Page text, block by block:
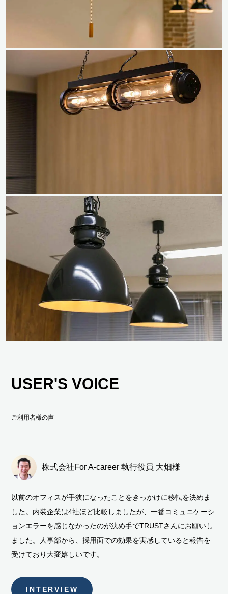
USER'S VOICE
ご利用者様の声
株式会社For A-career 執行役員 大畑様
以前のオフィスが手狭になったことをきっかけに移転を決めま
した。内装企業は4社ほど比較しましたが、一番コミュニケーシ
ョンエラーを感じなかったのが決め手でTRUSTさんにお願いし
ました。人事部から、採用面での効果を実感していると報告を
受けており大変嬉しいです。
INTERVIEW